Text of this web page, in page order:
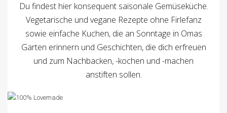
Du findest hier konsequent saisonale Gemüseküche.
Vegetarische und vegane Rezepte ohne Firlefanz
sowie einfache Kuchen, die an Sonntage in Omas
Garten erinnern und Geschichten, die dich erfreuen
und zum Nachbacken, -kochen und -machen
anstiften sollen.